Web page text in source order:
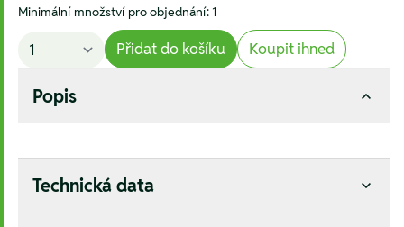
Minimální množství pro objednání: 1
Přidat do košíku Koupit ihned
Popis
Technická data